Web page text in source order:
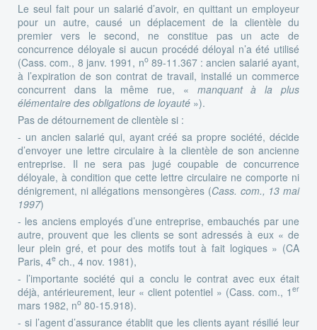
Le seul fait pour un salarié d’avoir, en quittant un employeur
pour un autre, causé un déplacement de la clientèle du
premier vers le second, ne constitue pas un acte de
concurrence déloyale si aucun procédé déloyal n’a été utilisé
(Cass. com., 8 janv. 1991, no89-11.367 : ancien salarié ayant,
à l’expiration de son contrat de travail, installé un commerce
concurrent dans la même rue, « manquant à la plus
élémentaire des obligations de loyauté »).
Pas de détournement de clientèle si :
- un ancien salarié qui, ayant créé sa propre société, décide
d’envoyer une lettre circulaire à la clientèle de son ancienne
entreprise. Il ne sera pas jugé coupable de concurrence
déloyale, à condition que cette lettre circulaire ne comporte ni
dénigrement, ni allégations mensongères (Cass. com., 13 mai
1997)
- les anciens employés d’une entreprise, embauchés par une
autre, prouvent que les clients se sont adressés à eux « de
leur plein gré, et pour des motifs tout à fait logiques » (CA
Paris, 4e ch., 4 nov. 1981),
- l’importante société qui a conclu le contrat avec eux était
déjà, antérieurement, leur « client potentiel » (Cass. com., 1 er
mars 1982, no 80-15.918).
- si l’agent d’assurance établit que les clients ayant résilié leur